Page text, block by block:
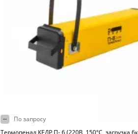
По запросу
Термопенал КЕДР П- 6 (220В, 150°C, загрузка